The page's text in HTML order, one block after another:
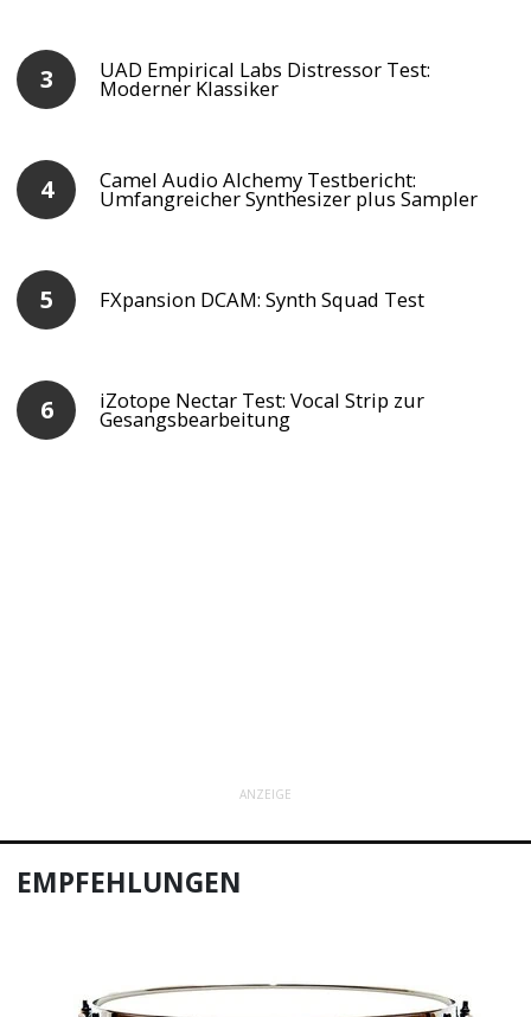
UAD Empirical Labs Distressor Test:
Moderner Klassiker
Camel Audio Alchemy Testbericht:
Umfangreicher Synthesizer plus Sampler
FXpansion DCAM: Synth Squad Test
iZotope Nectar Test: Vocal Strip zur
Gesangsbearbeitung
ANZEIGE
EMPFEHLUNGEN